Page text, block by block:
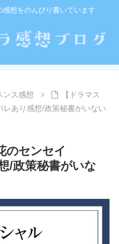
想をのんびり書いています
ンス感想
【ドラマス
あり感想/政策秘書がいない
のセンセイ
/政策秘書がいな